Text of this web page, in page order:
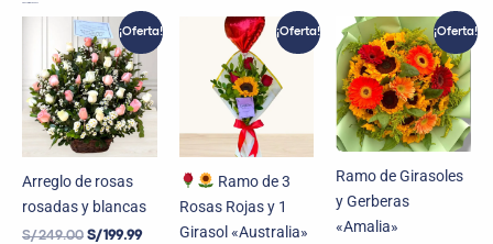
¡Oferta!
Arreglo de rosas
rosadas y blancas
S/249.00
El
precio
original
era:
S/ 249.00.
S/199.99
precio
es:
S/ 199.99.
¡Oferta!
Ramo de 3
Rosas Rojas y 1
Girasol «Australia»
El
precio
original
era:
S/ 75.00.
precio
S/ 60.00.
¡Oferta!
Ramo de Girasoles
y Gerberas
«Amalia»
El
precio
original
era:
S/ 199.99.
precio
actual
es:
S/